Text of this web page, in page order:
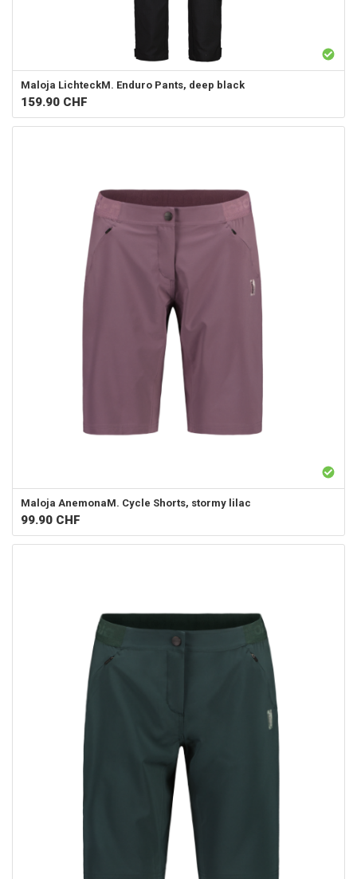
Maloja LichteckM. Enduro Pants, deep black
159.90 CHF
Maloja AnemonaM. Cycle Shorts, stormy lilac
99.90 CHF